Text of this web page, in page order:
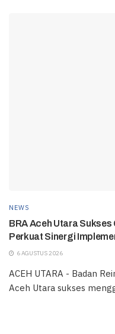
NEWS
BRA Aceh Utara
Perkuat Sinergi
6 AGUSTUS 2026
ACEH UTARA - Badan
Aceh Utara sukses